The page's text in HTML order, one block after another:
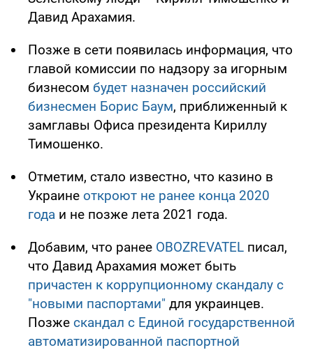
Давид Арахамия.
Позже в сети появилась информация, что
главой комиссии по надзору за игорным
бизнесом будет назначен российский
бизнесмен Борис Баум, приближенный к
замглавы Офиса президента Кириллу
Тимошенко.
Отметим, стало известно, что казино в
Украине откроют не ранее конца 2020
года и не позже лета 2021 года.
Добавим, что ранее OBOZREVATEL писал,
что Давид Арахамия может быть
причастен к коррупционному скандалу с
"новыми паспортами" для украинцев.
Позже скандал с Единой государственной
автоматизированной паспортной